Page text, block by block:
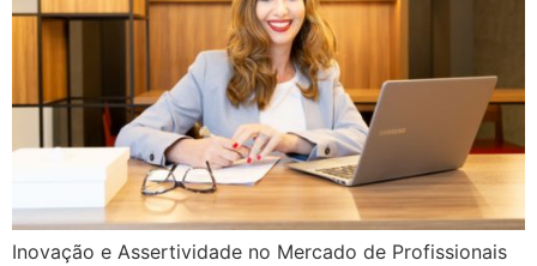
Inovação e Assertividade no Mercado de Profissionais